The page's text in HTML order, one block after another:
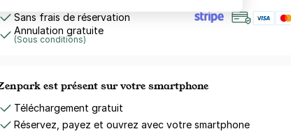
Sans frais de réservation
Annulation gratuite
(Sous conditions)
est présent sur votre smartphone
Téléchargement gratuit
Réservez, payez et ouvrez avec votre smartphone